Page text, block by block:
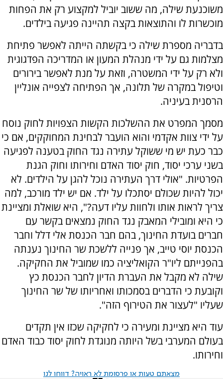
משוכנעת שילה, מה ששוב יוביל למקצוע רק את הפחות
מוכשרות לו והתוצאות בקצה תהיינה פגיעה בילדים.
בדבריה מספרת שילה כי בקשתה הייתה לאפשר פתיחת
מצלמות גם על ידי מנהלת המעון או המדריכה הפדגוגית
ולא רק על ידי המשטרה, וזאת על מנת לאפשר בירורים
וטיפול במקרה של תלונה, אך הפתיחה לצפייה אונליין
הרסנית בעיניה.
מסמך המפרט את ההשלכות הקשות הצפויות לחוק נוסח
על ידי צוות אקדמי והוא הועבר לבחינת המחוקקים, אם כי
כבר כעת יש מי ששוקל עתירה נגד החוק בטענה לפגיעה
בשני ערכי יסוד, חוק יסוד האדם וחירותו וחוק הגנת
הפרטיות. "אולי דרך העתירה נוכל להגן על הילדים. לא
יכול להיות שכולם יסתכלו על ילד. אם יש ילד מורכב, למה
צריך לראות אותו ולחוות עליו דעה?", היא שואלת ומציינת
כי היא ומובילי המאבק נגד החוק נמצאים בקשר עם
חברים בועדת החינוך, בהם חבר הכנסת אלי דלל וחבר
הכנסת יוסי טייב, אך פנייה ללשכת שר החינוך נענתה
בהפנייתם ליו"ר הקואליציה כמו שמוביל את החקיקה.
שילה לא מקבל את העברת הדיון לחבר הכנסת כץ
וקובעת כי הדברים בסמכותו ואחריותו של שר החינוך
שעליו "לעצור את הטירוף הזה".
עוד היא מציינת ומעירה כי לחקיקה שכזו אין תקדים
בעולם המערבי בשל היותה מנוגדת לחוק יסוד כבוד האדם
וחירותו.
מצאתם טעות או פרסומת לא ראויה? דווחו לנו